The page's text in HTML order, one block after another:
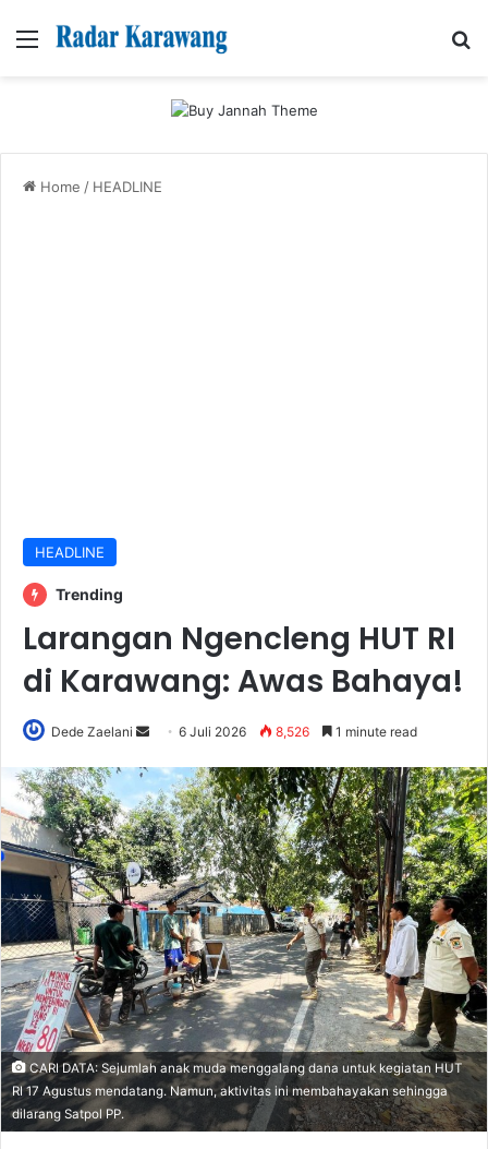
Menu
Home / HEADLINE
HEADLINE
Trending
Larangan Ngencleng HUT RI
di Karawang: Awas Bahaya!
Dede Zaelani
Send
email
6 Juli 2026 8,526 1 minute read
CARI DATA: Sejumlah anak muda menggalang dana untuk kegiatan HUT
RI 17 Agustus mendatang. Namun, aktivitas ini membahayakan sehingga
dilarang Satpol PP.